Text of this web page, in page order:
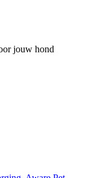
jouw hond